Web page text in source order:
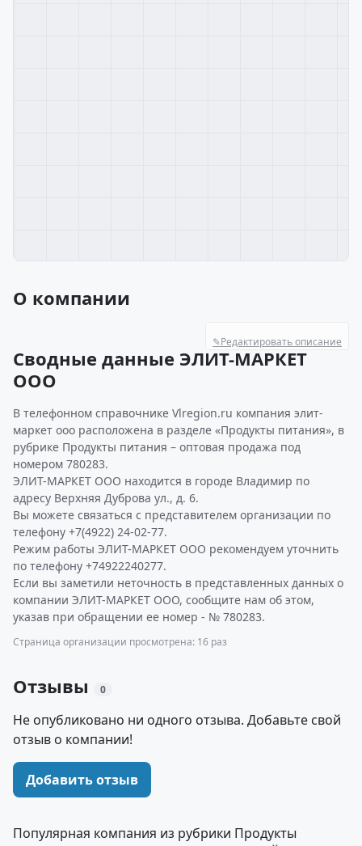
О компании
✎Редактировать описание
Сводные данные ЭЛИТ-МАРКЕТ
ООО
В телефонном справочнике Vlregion.ru компания элит-
маркет ооо расположена в разделе «Продукты питания», в
рубрике Продукты питания – оптовая продажа под
номером 780283.
ЭЛИТ-МАРКЕТ ООО находится в городе Владимир по
адресу Верхняя Дуброва ул., д. 6.
Вы можете связаться с представителем организации по
телефону +7(4922) 24-02-77.
Режим работы ЭЛИТ-МАРКЕТ ООО рекомендуем уточнить
по телефону +74922240277.
Если вы заметили неточность в представленных данных о
компании ЭЛИТ-МАРКЕТ ООО, сообщите нам об этом,
указав при обращении ее номер - № 780283.
Страница организации просмотрена: 16 раз
Отзывы 0
Не опубликовано ни одного отзыва. Добавьте свой
отзыв о компании!
Добавить отзыв
Популярная компания из рубрики Продукты